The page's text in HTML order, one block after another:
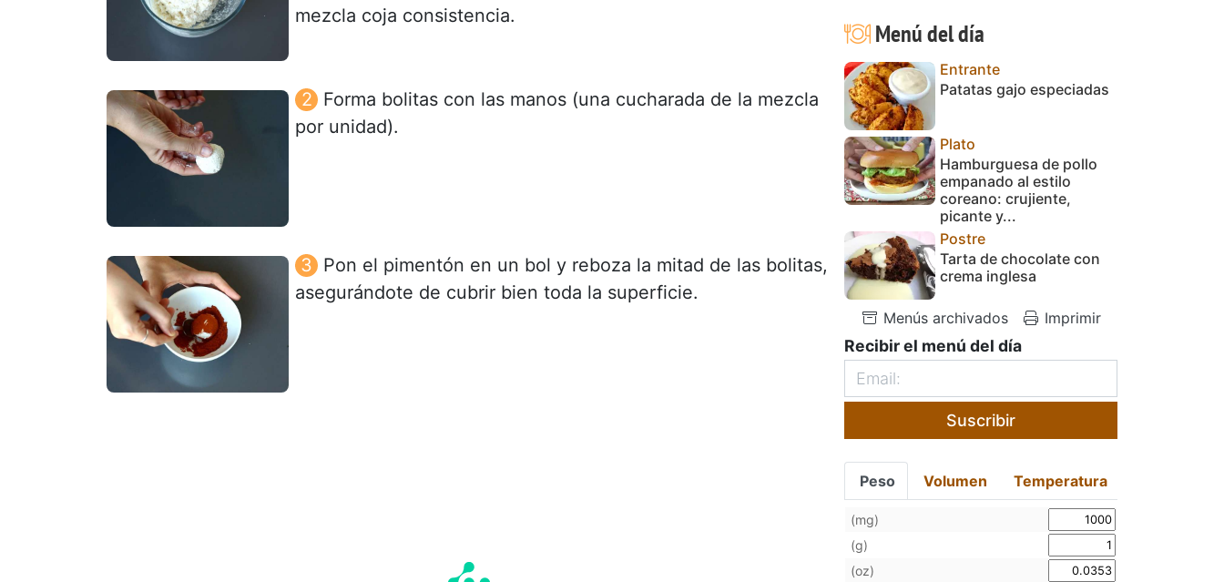
mezcla coja consistencia.
Forma bolitas con las manos (una cucharada de la mezcla
por unidad).
Pon el pimentón en un bol y reboza la mitad de las bolitas,
asegurándote de cubrir bien toda la superficie.
Menú del día
Entrante
Patatas gajo especiadas
Plato
Hamburguesa de pollo
empanado al estilo
coreano: crujiente,
picante y...
Postre
Tarta de chocolate con
crema inglesa
Menús archivados Imprimir
Recibir el menú del día
Suscribir
Peso Volumen Temperatura
(mg)
(g)
(oz)